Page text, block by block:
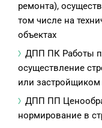
ремонта),
том числе на
объектах
ДПП ПК Работы
осуществление
или
ДПП ПП
нормирование в